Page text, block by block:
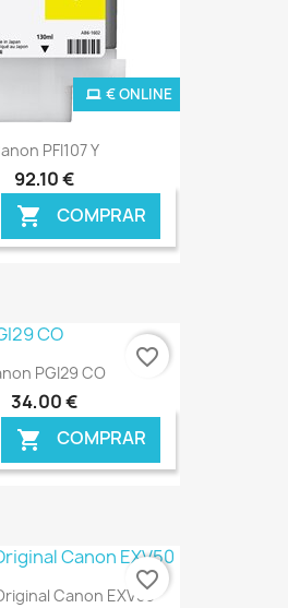
PFI107 Y
92,10 €
 COMPRAR
€ ONLINE
PGI29 CO
34,00 €
 COMPRAR
€ ONLINE
favorite_border
Canon EXV50
favorite_border